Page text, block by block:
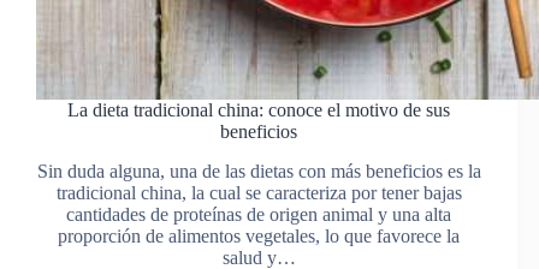
La dieta tradicional china: conoce el motivo de sus
beneficios
Sin duda alguna, una de las dietas con más beneficios es la
tradicional china, la cual se caracteriza por tener bajas
cantidades de proteínas de origen animal y una alta
proporción de alimentos vegetales, lo que favorece la
salud y…